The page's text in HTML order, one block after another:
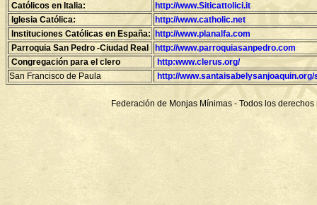
Católicos en Italia:
http://www.Siticattolici.it
Iglesia Católica:
http://www.catholic.net
Instituciones Católicas en España:
http://www.planalfa.com
Parroquia San Pedro -Ciudad Real
http://www.parroquiasanpedro.com
Congregación para el clero
http:www.clerus.org/
San Francisco de Paula
http://
Federación de Monjas Mínimas - Todos los